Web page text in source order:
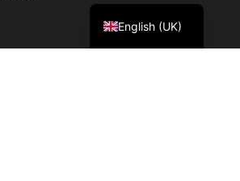
English (UK)